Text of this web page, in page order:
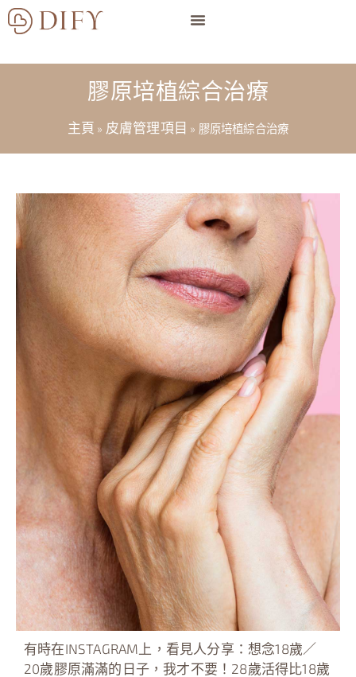
膠原培植綜合治療
主頁 » 皮膚管理項目 » 膠原培植綜合治療
有時在INSTAGRAM上，看見人分享：想念18歲／
20歲膠原滿滿的日子，我才不要！28歲活得比18歲